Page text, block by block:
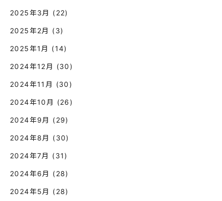
2025年3月 (22)
2025年2月 (3)
2025年1月 (14)
2024年12月 (30)
2024年11月 (30)
2024年10月 (26)
2024年9月 (29)
2024年8月 (30)
2024年7月 (31)
2024年6月 (28)
2024年5月 (28)